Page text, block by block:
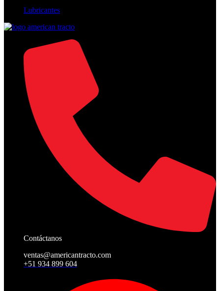
Lubricantes
Contáctanos
ventas@americantracto.com
+51 934 899 604